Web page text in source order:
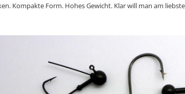
Kompakte Form. Hohes Gewicht. Klar will man am